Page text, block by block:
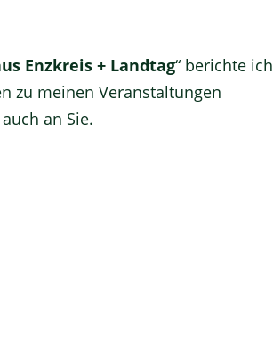
Enzkreis + Landtag“ berichte ich
zu meinen Veranstaltungen
an Sie.